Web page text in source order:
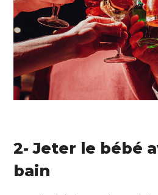
2- Jeter le bébé
bain